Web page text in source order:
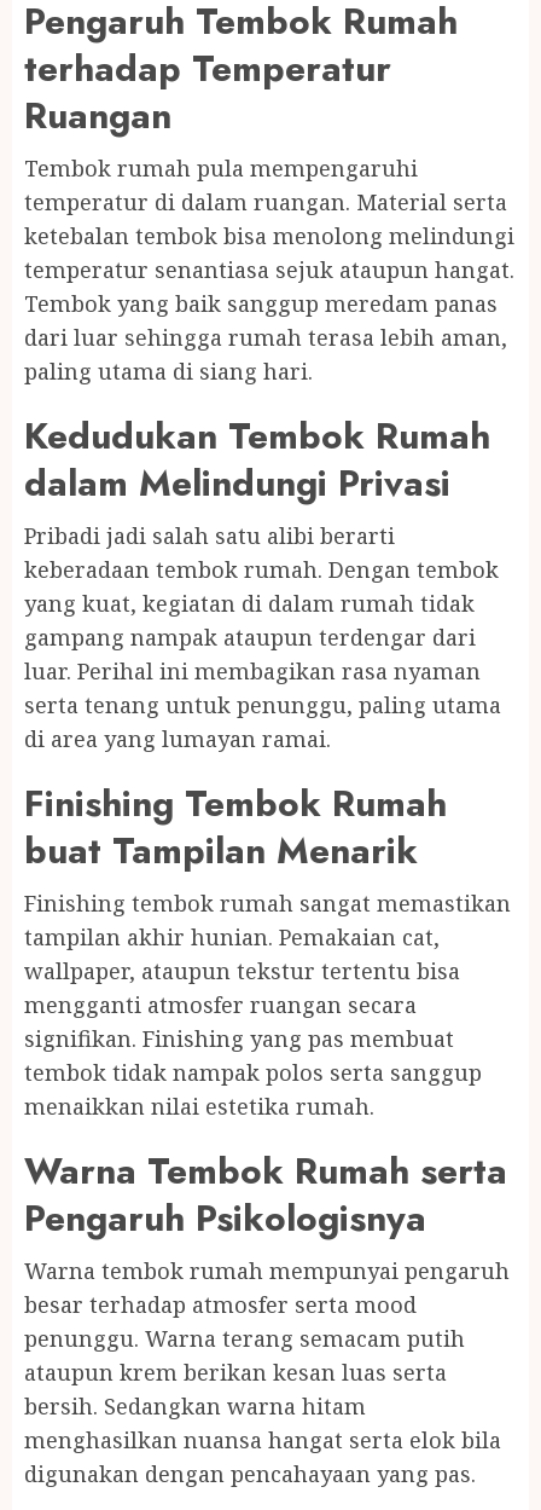
Pengaruh Tembok Rumah
terhadap Temperatur
Ruangan
Tembok rumah pula mempengaruhi
temperatur di dalam ruangan. Material serta
ketebalan tembok bisa menolong melindungi
temperatur senantiasa sejuk ataupun hangat.
Tembok yang baik sanggup meredam panas
dari luar sehingga rumah terasa lebih aman,
paling utama di siang hari.
Kedudukan Tembok Rumah
dalam Melindungi Privasi
Pribadi jadi salah satu alibi berarti
keberadaan tembok rumah. Dengan tembok
yang kuat, kegiatan di dalam rumah tidak
gampang nampak ataupun terdengar dari
luar. Perihal ini membagikan rasa nyaman
serta tenang untuk penunggu, paling utama
di area yang lumayan ramai.
Finishing Tembok Rumah
buat Tampilan Menarik
Finishing tembok rumah sangat memastikan
tampilan akhir hunian. Pemakaian cat,
wallpaper, ataupun tekstur tertentu bisa
mengganti atmosfer ruangan secara
signifikan. Finishing yang pas membuat
tembok tidak nampak polos serta sanggup
menaikkan nilai estetika rumah.
Warna Tembok Rumah serta
Pengaruh Psikologisnya
Warna tembok rumah mempunyai pengaruh
besar terhadap atmosfer serta mood
penunggu. Warna terang semacam putih
ataupun krem berikan kesan luas serta
bersih. Sedangkan warna hitam
menghasilkan nuansa hangat serta elok bila
digunakan dengan pencahayaan yang pas.